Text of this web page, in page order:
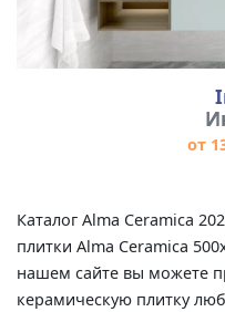
от
Каталог Alma Ceramica
плитки Alma Ceramica
нашем сайте вы можете
керамическую плитку